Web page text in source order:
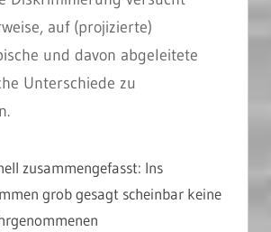
auf (projizierte)
und davon abgeleitete
Unterschiede zu
zusammengefasst: Ins
grob gesagt scheinbar keine